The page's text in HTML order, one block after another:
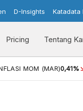
D-Insights Katadata
Pricing Tentang
MOM (MAR)0,41%